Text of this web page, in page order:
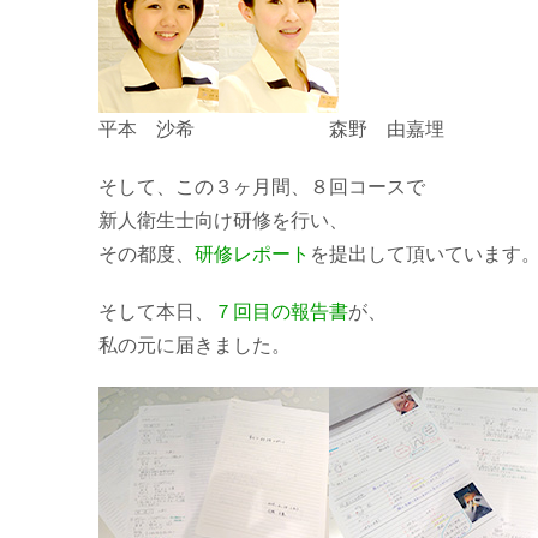
平本 沙希 森野 由嘉埋
そして、この３ヶ月間、８回コースで
新人衛生士向け研修を行い、
その都度、 研修レポート を提出して頂いています
そして本日、 ７回目の報告書が、
私の元に届きました。